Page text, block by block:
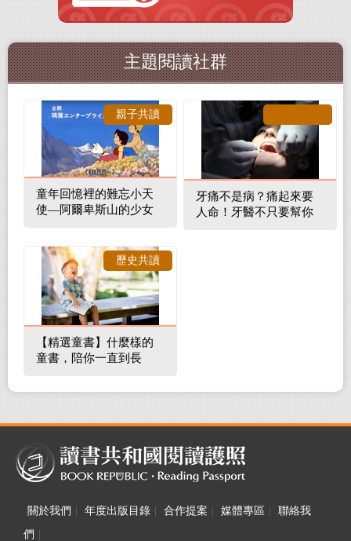
主題閱讀社群
童年回憶裡的難忘小天
使—阿爾卑斯山的少女
親子共讀
牙痛不是病？痛起來要
人命！牙醫不只要幫你
【精選童書】什麼樣的
童書，陪你一直到長
歷史共讀
關於我們 年度出版目錄 合作提案 媒體專區
聯絡我
們